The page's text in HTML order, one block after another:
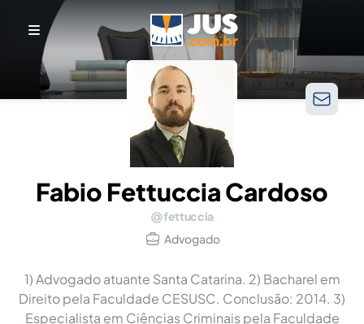
Fabio Fettuccia Cardoso
fettuccia
Advogado
1) Advogado atuante Santa Catarina. 2) Bacharel em
Direito pela Faculdade CESUSC. Conclusão: 2014. 3)
Especialista em Ciências Criminais pela Faculdade